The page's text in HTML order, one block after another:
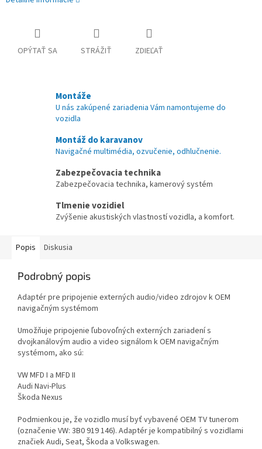
OPÝTAŤ SA STRÁŽIŤ ZDIEĽAŤ
Montáže
U nás zakúpené zariadenia Vám namontujeme do
vozidla
Montáž do karavanov
Navigačné multimédia, ozvučenie, odhlučnenie.
Zabezpečovacia technika
Zabezpečovacia technika, kamerový systém
Tlmenie vozidiel
Zvýšenie akustiských vlastností vozidla, a komfort.
Popis Diskusia
Podrobný popis
Adaptér pre pripojenie externých audio/video zdrojov k OEM
navigačným systémom
Umožňuje pripojenie ľubovoľných externých zariadení s
dvojkanálovým audio a video signálom k OEM navigačným
systémom, ako sú:
VW MFD I a MFD II
Audi Navi-Plus
Škoda Nexus
Podmienkou je, že vozidlo musí byť vybavené OEM TV tunerom
(označenie VW: 3B0 919 146). Adaptér je kompatibilný s vozidlami
značiek Audi, Seat, Škoda a Volkswagen.